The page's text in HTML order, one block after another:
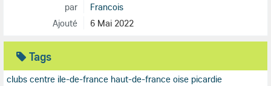
par
Francois
Ajouté
6 Mai 2022
Tags
clubs centre ile-de-france haut-de-france oise picardie